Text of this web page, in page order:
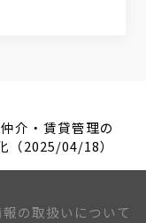
介・賃貸管理の
（2025/04/18）
の取扱いについて